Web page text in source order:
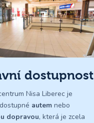
dostupnost
Nisa Liberec je
autem nebo
dopravou, která je zcela